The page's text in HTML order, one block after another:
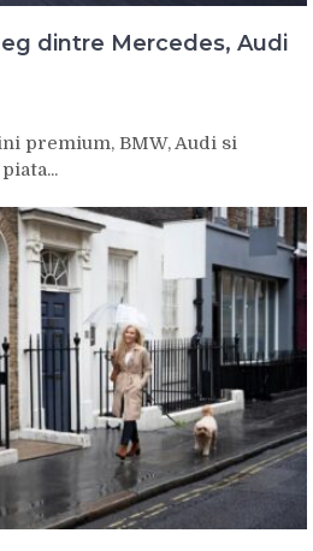
dintre Mercedes, Audi
premium, BMW, Audi si